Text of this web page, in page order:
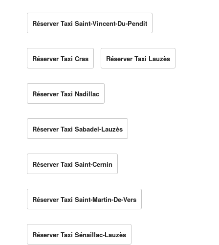
Réserver Taxi Saint-Vincent-Du-Pendit
Réserver Taxi Cras Réserver Taxi Lauzès
Réserver Taxi Nadillac
Réserver Taxi Sabadel-Lauzès
Réserver Taxi Saint-Cernin
Réserver Taxi Saint-Martin-De-Vers
Réserver Taxi Sénaillac-Lauzès